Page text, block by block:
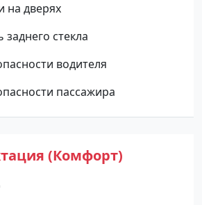
на дверях
стекла
водителя
пассажира
(Комфорт)